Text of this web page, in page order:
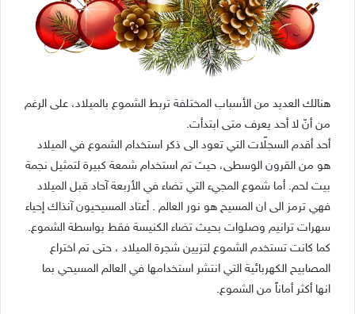
هنالك العديد من الأسباب المختلفة تربط الشموع بالميلاد، على الرغم
من أنّ لا أحد يعرف متى ابتدأت.
أحد أقدم السجلّات التي تعود الى ذكر استخدام الشموع في الميلاد
هو من القرون الوسطى، حيث تم استخدام شمعة كبيرة لتمثيل نجمة
بيت لحم. أما شموع المجيء التي تضاء في الأربعة آحاد قبل الميلاد
فهي ترمز الى ان المسيح هو نور العالم . أعتاد المسيحيون آنذاك إحياء
سهرات ترانيم وصلوات بحيث تضاء الكنيسة فقط بواسطة الشموع.
كما كانت تستخدم الشموع لتزيين شجرة الميلاد ، حتى تم اختراع
المصابيح الكهربائية التي انتشر استخدامها في العالم المسيحي بما
انها أكثر أماناً من الشموع.